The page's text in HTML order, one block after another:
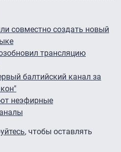
совместно создать новый
трансляцию
балтийский канал за
неэфирные
, чтобы оставлять